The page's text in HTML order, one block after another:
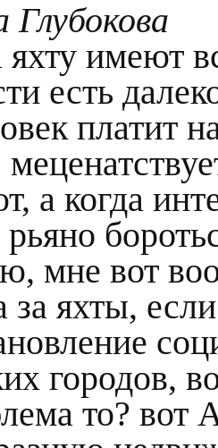
имеют
есть
платит
а когда
мне вот
за яхты,
городов,
то? вот